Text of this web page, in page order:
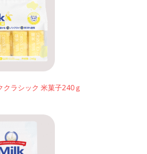
クラシック 米菓子240ｇ